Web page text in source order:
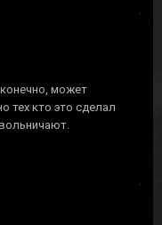
может
тех кто это сделал